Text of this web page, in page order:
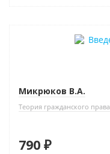
Микрюков В.А.
Теория гражданского права
790 ₽